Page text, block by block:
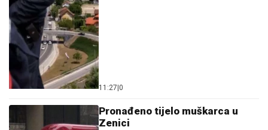
11:27 0
Pronađeno tijelo muškarca u
Zenici